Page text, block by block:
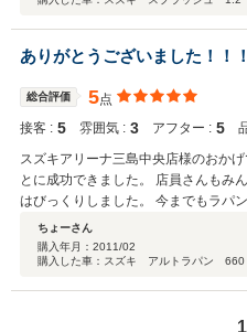
ありがとうございました！！！
総合評価 5点
接客 : 5 雰囲気 : 3 アフター : 5
スズキアリーナ三島中央店様のおか
とに成功できました。 店員さんもみ
はびっくりしました。 今までもラパ
からもラパンだとつくづく感じまし
店はごく普通なんですが、やっぱり
お店の雰囲気も良かったですよ！！
ちょーさん
購入年月： 2011/02
購入した車：スズキ アルトラパン 660
1